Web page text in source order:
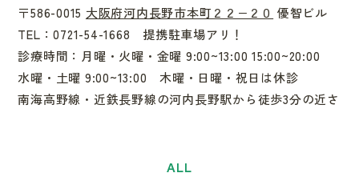
〒586-0015 大阪府河内長野市本町２２−２０ 優智ビル
TEL：0721-54-1668 提携駐車場アリ！
診療時間：月曜・火曜・金曜 9:00~13:00 15:00~20:00
水曜・土曜 9:00~13:00 木曜・日曜・祝日は休診
南海高野線・近鉄長野線の河内長野駅から徒歩3分の近さ
ALL